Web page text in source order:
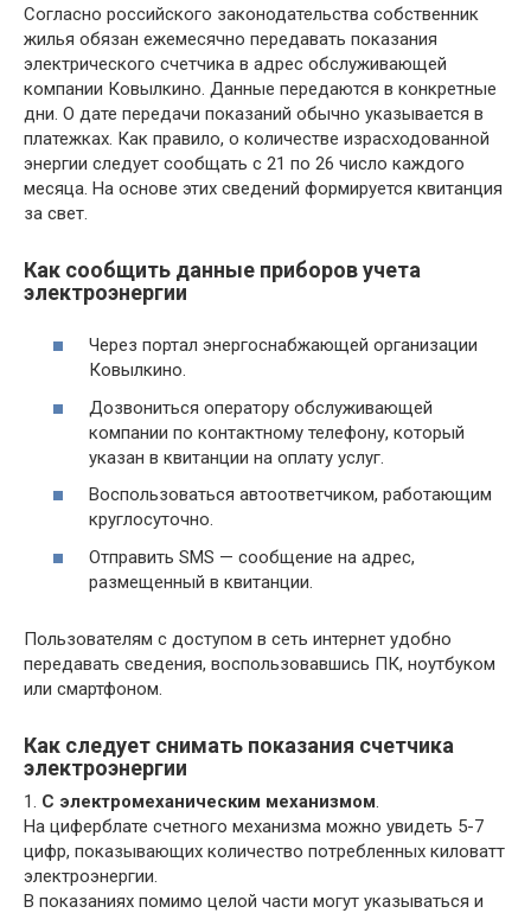
Согласно российского законодательства собственник
жилья обязан ежемесячно передавать показания
электрического счетчика в адрес обслуживающей
компании Ковылкино. Данные передаются в конкретные
дни. О дате передачи показаний обычно указывается в
платежках. Как правило, о количестве израсходованной
энергии следует сообщать с 21 по 26 число каждого
месяца. На основе этих сведений формируется квитанция
за свет.
Как сообщить данные приборов учета
электроэнергии
Через портал энергоснабжающей организации
Ковылкино.
Дозвониться оператору обслуживающей
компании по контактному телефону, который
указан в квитанции на оплату услуг.
Воспользоваться автоответчиком, работающим
круглосуточно.
Отправить SMS — сообщение на адрес,
размещенный в квитанции.
Пользователям с доступом в сеть интернет удобно
передавать сведения, воспользовавшись ПК, ноутбуком
или смартфоном.
Как следует снимать показания счетчика
электроэнергии
1. С электромеханическим механизмом
На циферблате счетного механизма можно увидеть 5-7
цифр, показывающих количество потребленных киловатт
электроэнергии.
В показаниях помимо целой части могут указываться и